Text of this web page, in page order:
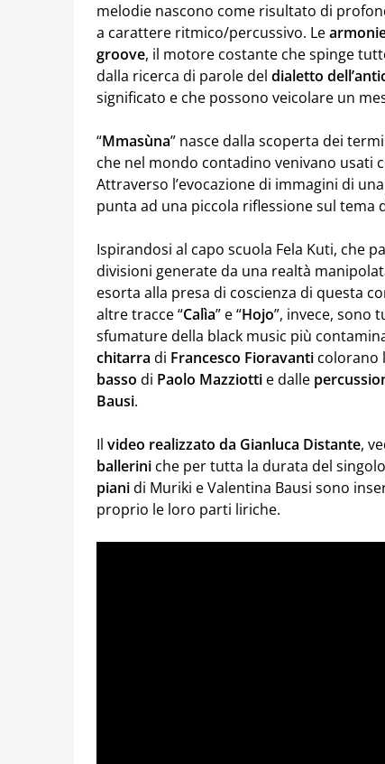
melodie nascono come risultato di
a carattere ritmico/percussivo. Le
groove, il motore costante che spinge
dalla ricerca di parole del dialetto
significato e che possono veicolare un
“Mmasùna” nasce dalla scoperta dei
che nel mondo contadino venivano usati
Attraverso l’evocazione di immagini di
punta ad una piccola riflessione sul tema
Ispirandosi al capo scuola Fela Kuti, che
divisioni generate da una realtà
esorta alla presa di coscienza di questa
altre tracce “Calìa” e “Hojo”, invece, sono
sfumature della black music più
chitarra di Francesco Fioravanti colorano
basso di Paolo Mazziotti e dalle
Bausi.
Il video realizzato da Gianluca Distante,
ballerini che per tutta la durata del
pianidi Muriki e Valentina Bausi sono
proprio le loro parti liriche.